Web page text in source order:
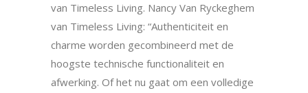
van Timeless Living. Nancy Van Ryckeghem
van Timeless Living: “Authenticiteit en
charme worden gecombineerd met de
hoogste technische functionaliteit en
afwerking. Of het nu gaat om een volledige